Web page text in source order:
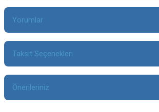
Yorumlar
Bu ürüne ilk yorumu siz yapın!
Taksit Seçenekleri
Önerileriniz